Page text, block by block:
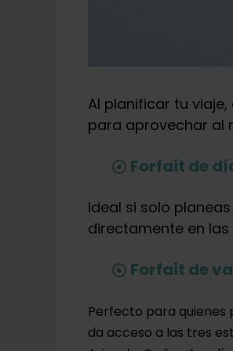
Al planificar tu
para aprovechar al
Forfait de
Ideal si solo
directamente en
Forfait de
Perfecto para quienes
da acceso a las tres